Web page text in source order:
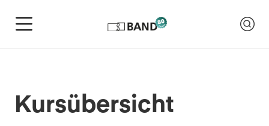
Kursübersicht